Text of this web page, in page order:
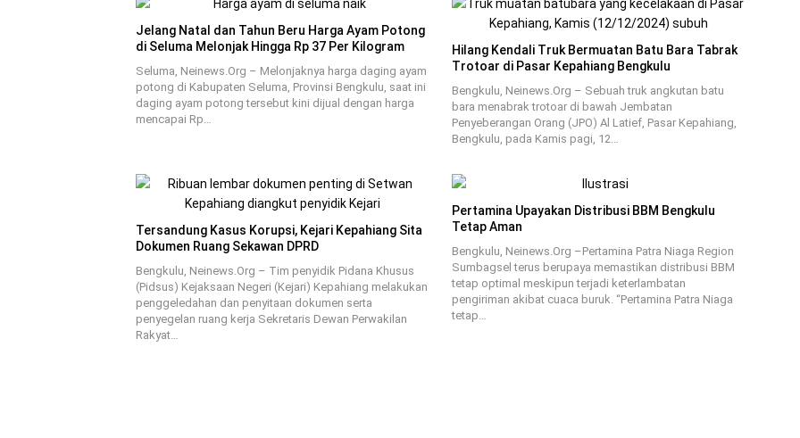
Jelang Natal dan Tahun Beru Harga Ayam Potong
di Seluma Melonjak Hingga Rp 37 Per Kilogram
Seluma, Neinews.Org – Melonjaknya harga daging ayam
potong di Kabupaten Seluma, Provinsi Bengkulu, saat ini
daging ayam potong tersebut kini dijual dengan harga
mencapai Rp…
Hilang Kendali Truk Bermuatan Batu Bara Tabrak
Trotoar di Pasar Kepahiang Bengkulu
Bengkulu, Neinews.Org – Sebuah truk angkutan batu
bara menabrak trotoar di bawah Jembatan
Penyeberangan Orang (JPO) Al Latief, Pasar Kepahiang,
Bengkulu, pada Kamis pagi, 12…
Tersandung Kasus Korupsi, Kejari Kepahiang Sita
Dokumen Ruang Sekawan DPRD
Bengkulu, Neinews.Org – Tim penyidik Pidana Khusus
(Pidsus) Kejaksaan Negeri (Kejari) Kepahiang melakukan
penggeledahan dan penyitaan dokumen serta
penyegelan ruang kerja Sekretaris Dewan Perwakilan
Rakyat…
Pertamina Upayakan Distribusi BBM Bengkulu
Tetap Aman
Bengkulu, Neinews.Org –Pertamina Patra Niaga Region
Sumbagsel terus berupaya memastikan distribusi BBM
tetap optimal meskipun terjadi keterlambatan
pengiriman akibat cuaca buruk. “Pertamina Patra Niaga
tetap…